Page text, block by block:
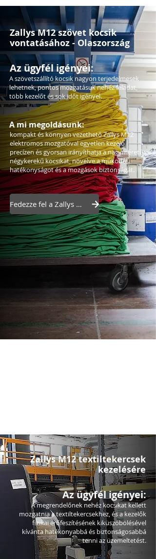
Zallys M12 szövet kocsik
vontatásához - Olaszország
Az ügyfél igényei:
A szövetszállító kocsik nagyon terjedelmesek
lehetnek, pontos mozgatásuk nehéz feladat,
több kezelőt és sok időt igényel.
A mi megoldásunk:
kompakt és könnyen vezethető Zallys M12
elektromos mozgatóval egyetlen kezelő
precízen és gyorsan irányíthatja a nagyméretű
négykerekű kocsikat, növelve a működési
hatékonyságot és a mozgások biztonságát.
Fedezze fel a Zallys M12-t
Zallys M12 textiltekercsek
kezelésére
Az ügyfél igényei:
A megrendelőnek nehéz kocsikat kellett
mozgatnia a textiltekercsekhez, és a kezelők
fizikai erőfeszítésének kiküszöbölésével
kívánta hatékonyabbá és biztonságosabbá
tenni az üzemeltetést.